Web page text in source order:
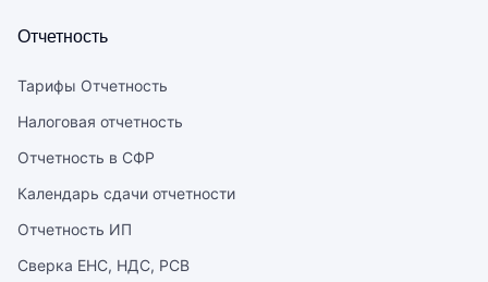
Отчетность
Тарифы Отчетность
Налоговая отчетность
Отчетность в СФР
Календарь сдачи отчетности
Отчетность ИП
Сверка ЕНС, НДС, РСВ